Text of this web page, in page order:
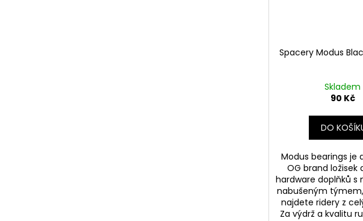
Spacery Modus
Skladem
90 Kč
DO
Modus bearings je
OG brand ložisek
hardware doplňků s
nabušeným
najdete ridery z
Za výdrž a kvalitu